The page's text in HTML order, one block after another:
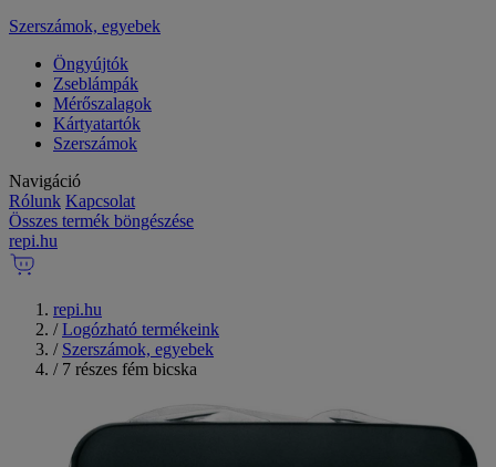
Szerszámok, egyebek
Öngyújtók
Zseblámpák
Mérőszalagok
Kártyatartók
Szerszámok
Navigáció
Rólunk Kapcsolat
Összes termék böngészése
repi.hu
repi.hu
/ Logózható termékeink
/ Szerszámok, egyebek
/ 7 részes fém bicska